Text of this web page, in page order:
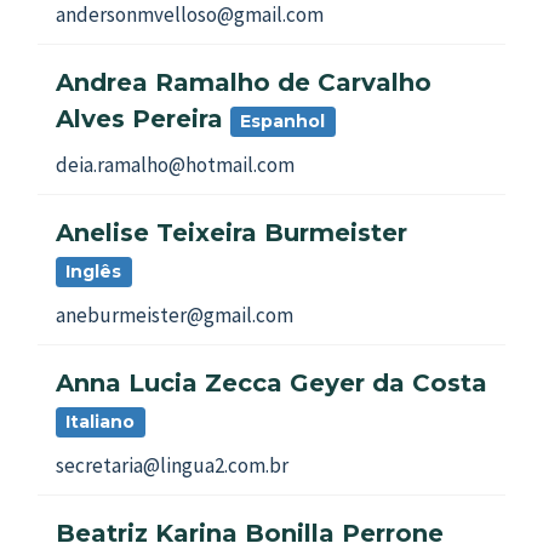
andersonmvelloso@gmail.com
Andrea Ramalho de Carvalho
Alves Pereira
Espanhol
deia.ramalho@hotmail.com
Anelise Teixeira Burmeister
Inglês
aneburmeister@gmail.com
Anna Lucia Zecca Geyer da Costa
Italiano
secretaria@lingua2.com.br
Beatriz Karina Bonilla Perrone